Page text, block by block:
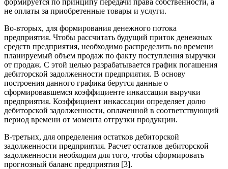
не оплаты за приобретенные товары и услуги.
Во-вторых, для формирования денежного потока
предприятия. Чтобы рассчитать будущий приток денежных
средств предприятия, необходимо распределить во времени
планируемый объем продаж по факту поступления выручки
от продаж. С этой целью разрабатывается график погашения
дебиторской задолженности предприятия. В основу
построения данного графика берутся данные о
сформировавшемся коэффициенте инкассации выручки
предприятия. Коэффициент инкассации определяет долю
дебиторской задолженности, оплаченной в соответствующий
период времени от момента отгрузки продукции.
В-третьих, для определения остатков дебиторской
задолженности предприятия. Расчет остатков дебиторской
задолженности необходим для того, чтобы сформировать
прогнозный баланс предприятия [3].